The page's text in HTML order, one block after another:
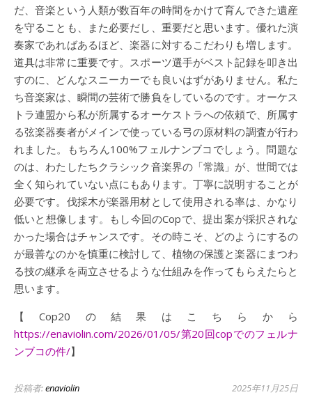
だ、音楽という人類が数百年の時間をかけて育んできた遺産
を守ることも、また必要だし、重要だと思います。優れた演
奏家であればあるほど、楽器に対するこだわりも増します。
道具は非常に重要です。スポーツ選手がベスト記録を叩き出
すのに、どんなスニーカーでも良いはずがありません。私た
ち音楽家は、瞬間の芸術で勝負をしているのです。オーケス
トラ連盟から私が所属するオーケストラへの依頼で、所属す
る弦楽器奏者がメインで使っている弓の原材料の調査が行わ
れました。もちろん100%フェルナンブコでしょう。問題な
のは、わたしたちクラシック音楽界の「常識」が、世間では
全く知られていない点にもあります。丁寧に説明することが
必要です。伐採木が楽器用材として使用される率は、かなり
低いと想像します。もし今回のCopで、提出案が採択されな
かった場合はチャンスです。その時こそ、どのようにするの
が最善なのかを慎重に検討して、植物の保護と楽器にまつわ
る技の継承を両立させるような仕組みを作ってもらえたらと
思います。
【Cop20の結果はこちらから
https://enaviolin.com/2026/01/05/第20回copでのフェルナ
ンブコの件/】
投稿者:enaviolin 2025年11月25日